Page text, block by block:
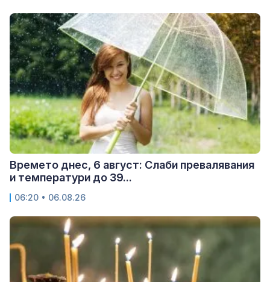
Времето днес, 6 август: Слаби превалявания
и температури до 39...
06:20 • 06.08.26